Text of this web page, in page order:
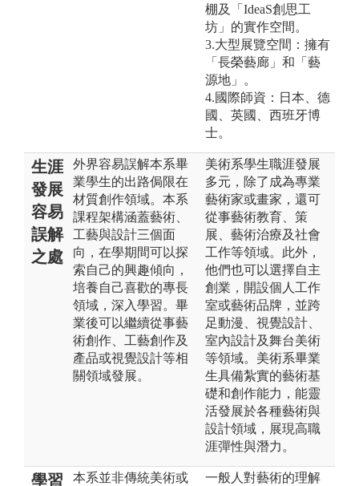
棚及「IdeaS創思工
坊」的實作空間。
3.大型展覽空間：擁有
「長榮藝廊」和「藝
源地」。
4.國際師資：日本、德
國、英國、西班牙博
士。
生涯
發展
容易
誤解
之處
外界容易誤解本系畢
業學生的出路侷限在
材質創作領域。本系
課程架構涵蓋藝術、
工藝與設計三個面
向，在學期間可以探
索自己的興趣傾向，
培養自己喜歡的專長
領域，深入學習。畢
業後可以繼續從事藝
術創作、工藝創作及
產品或視覺設計等相
關領域發展。
美術系學生職涯發展
多元，除了成為專業
藝術家或畫家，還可
從事藝術教育、策
展、藝術治療及社會
工作等領域。此外，
他們也可以選擇自主
創業，開設個人工作
室或藝術品牌，並跨
足動漫、視覺設計、
室內設計及舞台美術
等領域。美術系畢業
生具備紮實的藝術基
礎和創作能力，能靈
活發展於各種藝術與
設計領域，展現高職
涯彈性與潛力。
學習
本系並非傳統美術或
一般人對藝術的理解